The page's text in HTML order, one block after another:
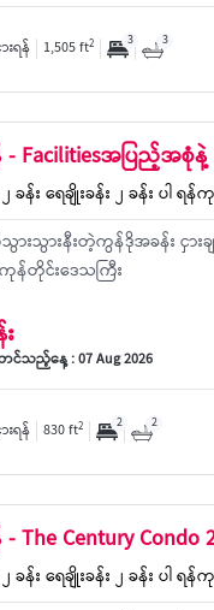
းရန် 1,505 ft2 3 3
- Facilitiesအပြည့်အ
ခန်း ရေချိုးခန်း ၂ ခန်း ပ
းသွားနီးတဲ့ကွန်ဒိုအခန်း ငှားခ
န်တိုင်းဒေသကြီး
င်သည့်နေ့ : 07 Aug 2026
းရန် 830 ft2 2 2
- The Century
ခန်း ရေချိုးခန်း ၂ ခန်း ပ